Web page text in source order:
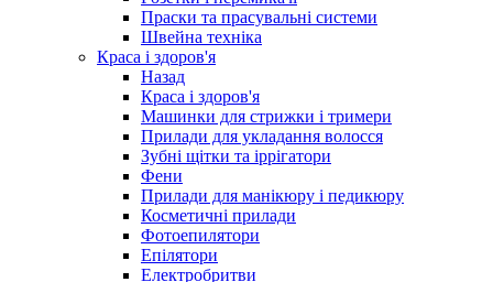
Праски та прасувальні системи
Швейна техніка
Краса і здоров'я
Назад
Краса і здоров'я
Машинки для стрижки і тримери
Прилади для укладання волосся
Зубні щітки та іррігатори
Фени
Прилади для манікюру і педикюру
Косметичні прилади
Фотоепилятори
Епілятори
Електробритви